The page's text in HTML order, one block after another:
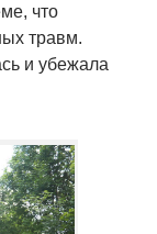
что
травм.
и убежала